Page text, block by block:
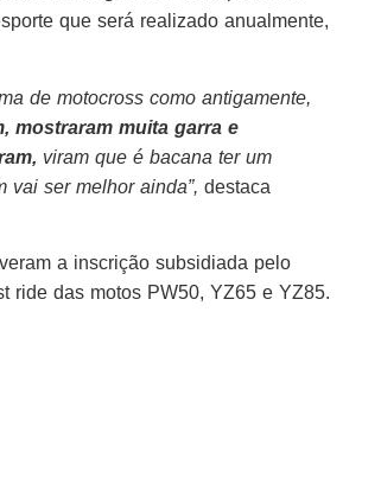
que será realizado anualmente,
de motocross como antigamente,
mostraram muita garra e
viram que é bacana ter um
vai ser melhor ainda”, destaca
a inscrição subsidiada pelo
ride das motos PW50, YZ65 e YZ85.